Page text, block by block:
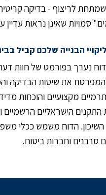
לריצוף - בדיקה קריטית
סמויות שאינן נראות עדיין
הבנייה שלכם קביל
נערך בפורמט של חוות
את שיטות הבדיקה
מקצועיים והוכחות
התקנים הישראליים הרשמיים
הדוח משמש ככלי
סרבנים וחברות ביטוח.